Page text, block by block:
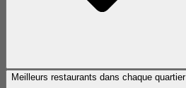
Meilleurs restaurants dans chaque quartier